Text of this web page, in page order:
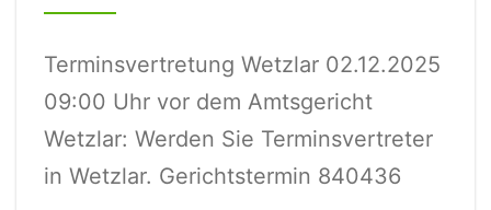
Terminsvertretung Wetzlar 02.12.2025
09:00 Uhr vor dem Amtsgericht
Wetzlar: Werden Sie Terminsvertreter
in Wetzlar. Gerichtstermin 840436